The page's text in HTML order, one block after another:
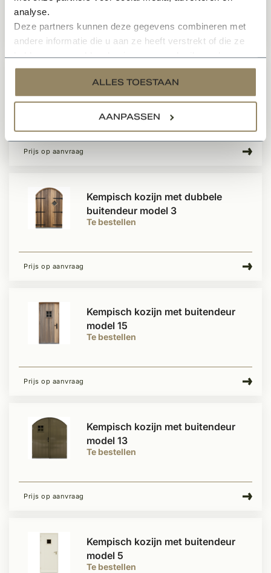
analyse.
Deze partners kunnen deze gegevens combineren met
andere informatie die u aan ze heeft verstrekt of die ze
services.
ALLES TOESTAAN
AANPASSEN
Prijs op aanvraag
Kempisch kozijn met buitendeur
model 11
Prijs op aanvraag
Te bestellen
Kempisch kozijn met dubbele
buitendeur model 3
Prijs op aanvraag
Te bestellen
Kempisch kozijn met buitendeur
model 15
Prijs op aanvraag
Te bestellen
Kempisch kozijn met buitendeur
model 13
Prijs op aanvraag
Te bestellen
Kempisch kozijn met buitendeur
model 5